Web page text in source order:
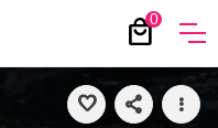
0
local_mall
favorite share more_vert